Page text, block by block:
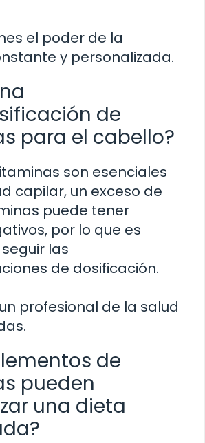
el poder de la
y personalizada.
de
para el cabello?
son esenciales
capilar, un exceso de
puede tener
por lo que es
las
de dosificación.
profesional de la salud
de
pueden
una dieta